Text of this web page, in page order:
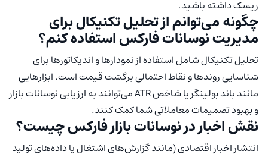
ریسک داشته باشید.
چگونه می‌توانم از تحلیل تکنیکال برای
مدیریت نوسانات فارکس استفاده کنم؟
تحلیل تکنیکال شامل استفاده از نمودارها و اندیکاتورها برای
شناسایی روندها و نقاط احتمالی برگشت قیمت است. ابزارهایی
مانند باند بولینگر یا شاخص ATR می‌توانند به ارزیابی نوسانات بازار
و بهبود تصمیمات معاملاتی شما کمک کنند.
نقش اخبار در نوسانات بازار فارکس چیست؟
انتشار اخبار اقتصادی (مانند گزارش‌های اشتغال یا داده‌های تولید